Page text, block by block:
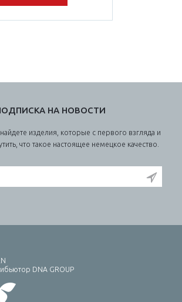
НА НОВОСТИ
изделия, которые с первого взгляда и
что такое настоящее немецкое качество.
DNA GROUP